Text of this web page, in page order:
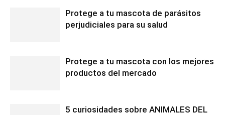
Protege a tu mascota de parásitos
perjudiciales para su salud
Protege a tu mascota con los mejores
productos del mercado
5 curiosidades sobre ANIMALES DEL